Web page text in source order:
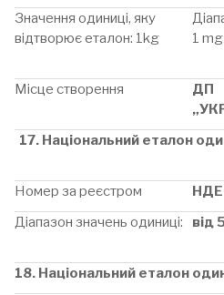
Значення одиниці, яку
відтворює еталон: 1kg
1
Місце створення
ДП
17. Національний еталон
Номер за реєстром
Діапазон значень одиниці:
від
18. Національний еталон